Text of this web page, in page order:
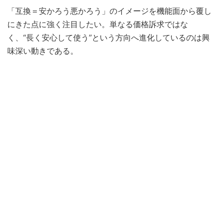
「互換＝安かろう悪かろう」のイメージを機能面から覆し
にきた点に強く注目したい。単なる価格訴求ではな
く、“長く安心して使う”という方向へ進化しているのは興
味深い動きである。